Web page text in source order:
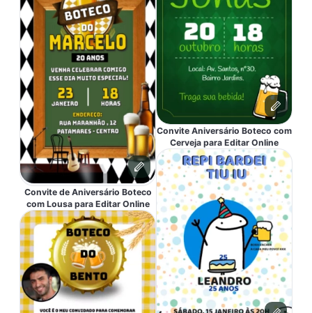
Convite de Aniversário Boteco
com Lousa para Editar Online
Convite Aniversário Boteco com
Cerveja para Editar Online